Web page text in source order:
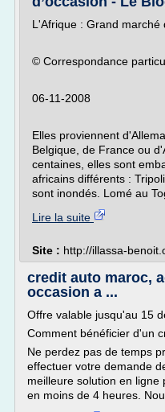
L'Afrique : Grand marché
© Correspondance
06-11-2008
Elles proviennent
Belgique, de France ou
centaines, elles sont
africains différents :
sont inondés. Lomé au
Lire la suite
Site : http://illassa-
credit auto maroc,
occasion a ...
Offre valable jusqu'au 15
Comment bénéficier d'un
Ne perdez pas de temps
effectuer votre demande
meilleure solution en
en moins de 4 heures.